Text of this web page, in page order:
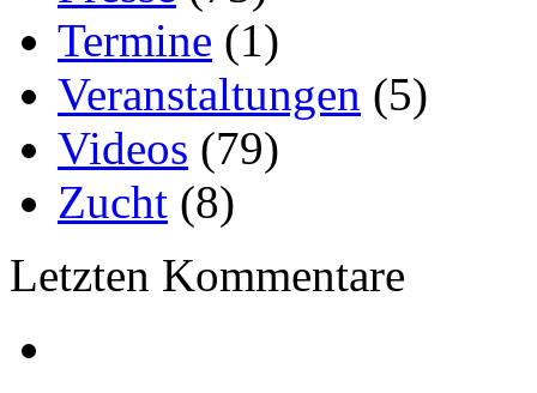
Termine (1)
Veranstaltungen (5)
Videos (79)
Zucht (8)
Letzten Kommentare